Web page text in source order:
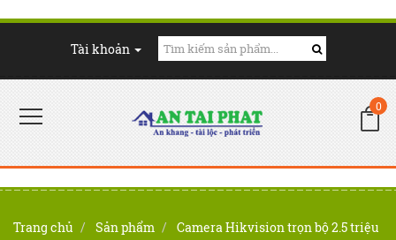
Tài khoản
0
Trang chủ Sản phẩm Camera Hikvision trọn bộ 2.5 triệu